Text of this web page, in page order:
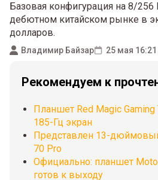
Базовая конфигурация на 8/256
дебютном китайском рынке в
долларов.
Владимир Байзар 25 мая 16:21
Рекомендуем к
Планшет Red Magic Gaming
185-Гц экран
Представлен 13-
70 Pro
Официально: планшет
готов к выходу